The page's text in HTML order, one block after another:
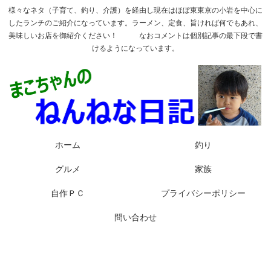
様々なネタ（子育て、釣り、介護）を経由し現在はほぼ東東京の小岩を中心に
したランチのご紹介になっています。ラーメン、定食、旨ければ何でもあれ、
美味しいお店を御紹介ください！ なおコメントは個別記事の最下段で書
けるようになっています。
ホーム 釣り
グルメ 家族
自作ＰＣ プライバシーポリシー
問い合わせ